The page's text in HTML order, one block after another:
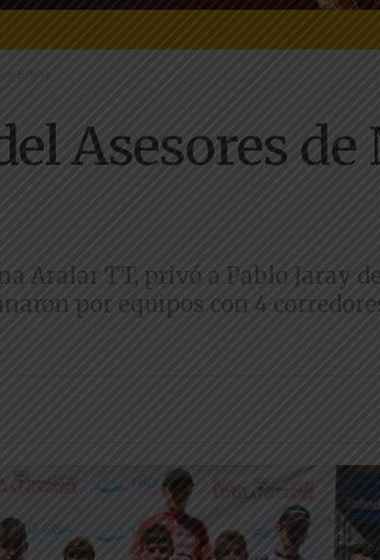
Estella
Asesores de
Aralar TT, privó a Pablo Jaray
por equipos con 4